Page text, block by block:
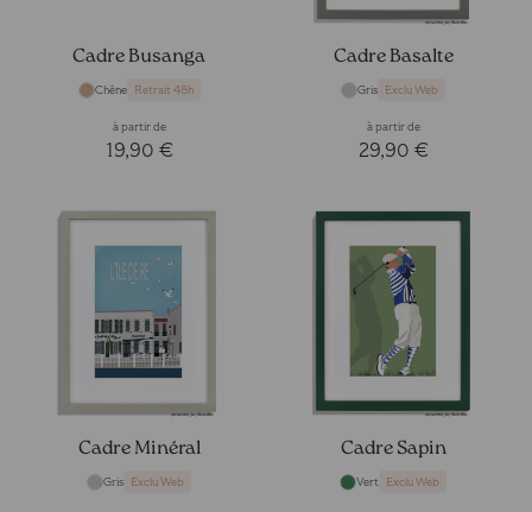
Cadre Busanga
Chêne Retrait 48h
à partir de
19,90 €
Cadre Basalte
Gris Exclu Web
à partir de
29,90 €
Cadre Minéral
Gris Exclu Web
Cadre Sapin
Vert Exclu Web